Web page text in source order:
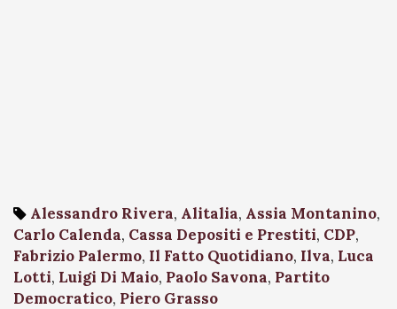
Alessandro Rivera, Alitalia, Assia Montanino,
Carlo Calenda, Cassa Depositi e Prestiti, CDP,
Fabrizio Palermo, Il Fatto Quotidiano, Ilva, Luca
Lotti, Luigi Di Maio, Paolo Savona, Partito
Democratico, Piero Grasso